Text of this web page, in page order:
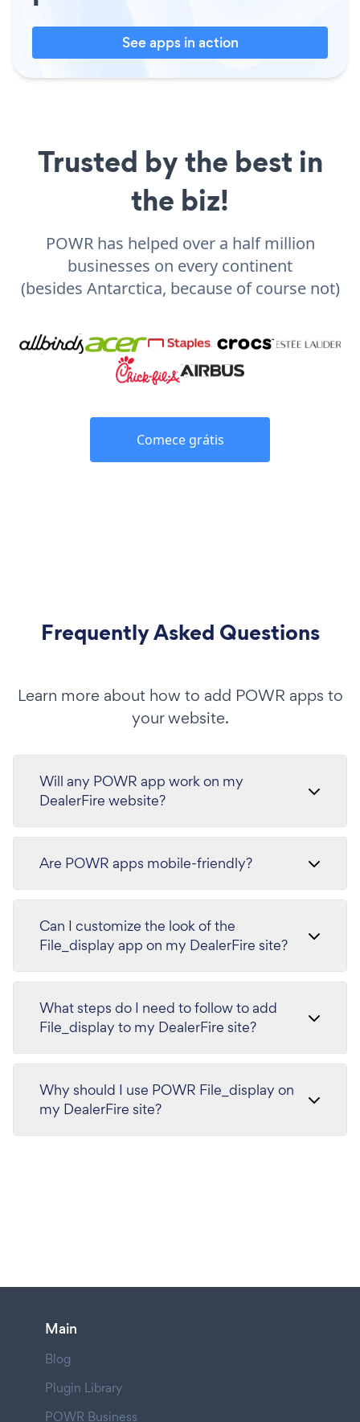
See apps in action
Trusted by the best in
the biz!
POWR has helped over a half million
businesses on every continent
(besides Antarctica, because of course not)
Comece grátis
Frequently Asked Questions
Learn more about how to add POWR apps to
your website.
Will any POWR app work on my
DealerFire website?
Are POWR apps mobile-friendly?
Can I customize the look of the
File_display app on my DealerFire site?
What steps do I need to follow to add
File_display to my DealerFire site?
Why should I use POWR File_display on
my DealerFire site?
Main
Blog
Plugin Library
POWR Business